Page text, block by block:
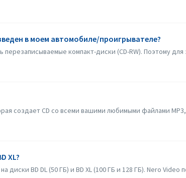
в моем автомобиле/проигрывателе?
компакт-диски (CD-RW). Поэтому
создает CD со всеми вашими любимыми файлами
XL?
BD DL (50 ГБ) и BD XL (100 ГБ и 128 ГБ). Nero Video